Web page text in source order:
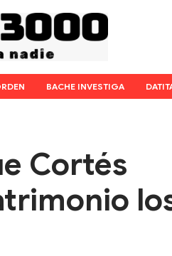
BACHE INVESTIGA
Cortés